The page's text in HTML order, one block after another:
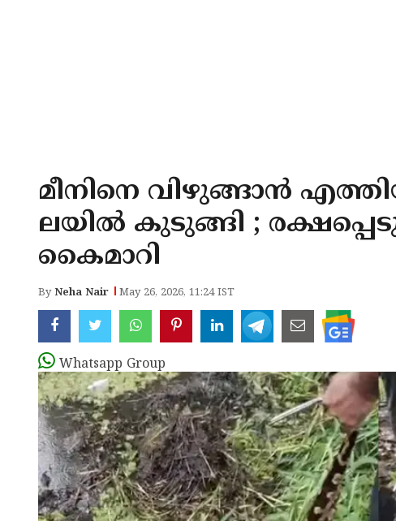
മീനിനെ വിഴുങ്ങാൻ
ലയിൽ കുടുങ്ങി ;
കൈമാറി
ByNeha Nair May 26, 2026, 11:24 IST
Whatsapp Group